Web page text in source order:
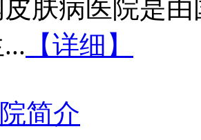
肤病医院是
【详细】
简介